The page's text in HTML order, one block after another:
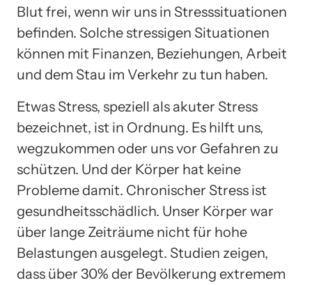
Blut frei, wenn wir uns in Stresssituationen
befinden. Solche stressigen Situationen
können mit Finanzen, Beziehungen, Arbeit
und dem Stau im Verkehr zu tun haben.
Etwas Stress, speziell als akuter Stress
bezeichnet, ist in Ordnung. Es hilft uns,
wegzukommen oder uns vor Gefahren zu
schützen. Und der Körper hat keine
Probleme damit. Chronischer Stress ist
gesundheitsschädlich. Unser Körper war
über lange Zeiträume nicht für hohe
Belastungen ausgelegt. Studien zeigen,
dass über 30% der Bevölkerung extremem